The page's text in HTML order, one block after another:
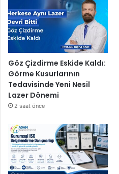
Göz Çizdirme Eskide Kaldı:
Görme Kusurlarının
Tedavisinde Yeni Nesil
Lazer Dönemi
2 saat önce